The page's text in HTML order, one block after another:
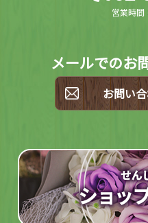
営業時間
メールでのお
お問い